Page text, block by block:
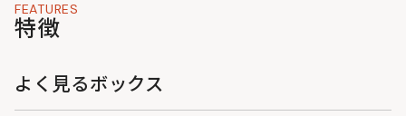
FEATURES
特徴
よく見るボックス